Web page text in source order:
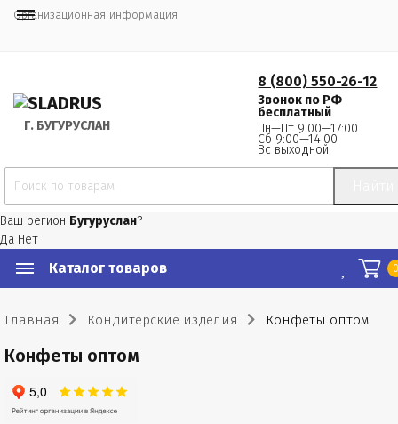
Организационная информация
Г. БУГУРУСЛАН
8 (800) 550-26-12
Звонок по РФ
бесплатный
Пн—Пт 9:00—17:00
Сб 9:00—14:00
Вс выходной
Ваш регион Бугуруслан?
Да Нет
Каталог товаров
Главная Кондитерские изделия Конфеты оптом
Конфеты оптом